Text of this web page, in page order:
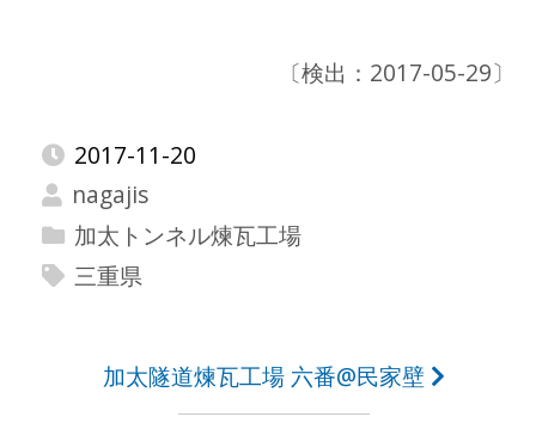
〔検出：2017-05-29〕
2017-11-20
nagajis
加太トンネル煉瓦工場
三重県
加太隧道煉瓦工場 六番@民家壁